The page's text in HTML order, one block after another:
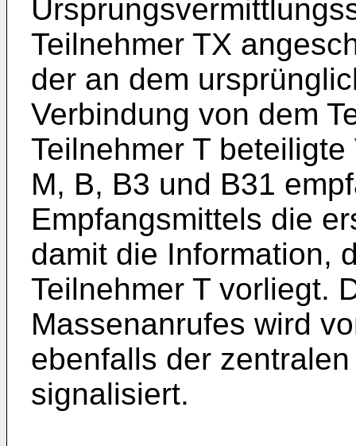
Teilnehmer TX
der an dem
Verbindung von dem
Teilnehmer T
M, B, B3 und B31
Empfangsmittels die
damit die Information,
Teilnehmer T vorliegt.
Massenanrufes wird
ebenfalls der
signalisiert.